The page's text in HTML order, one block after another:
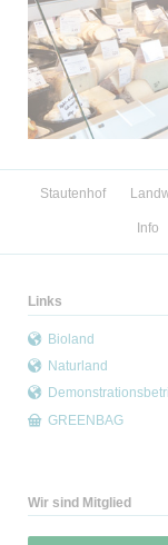
Navigation
Stautenhof
Info
Links
Bioland
Naturland
GREENBAG
Wir sind Mitglied